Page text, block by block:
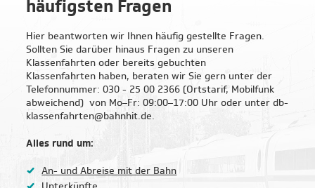
häufigsten Fragen
Hier beantworten wir Ihnen häufig gestellte Fragen.
Sollten Sie darüber hinaus Fragen zu unseren
Klassenfahrten oder bereits gebuchten
Klassenfahrten haben, beraten wir Sie gern unter der
Telefonnummer: 030 - 25 00 2366 (Ortstarif, Mobilfunk
abweichend) von Mo–Fr: 09:00–17:00 Uhr oder unter db-
klassenfahrten@bahnhit.de.
Alles rund um:
An- und Abreise mit der Bahn